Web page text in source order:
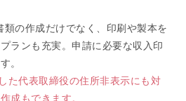
類の作成だけでなく、印刷や製本を
ランも充実。申請に必要な収入印
。
た代表取締役の住所非表示にも対
成もできます。